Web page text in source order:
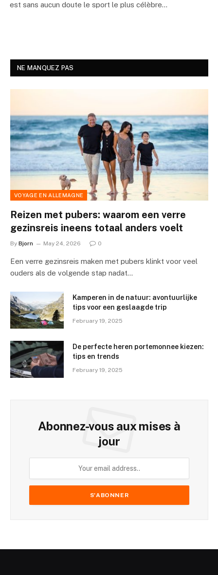
est sans aucun doute le sport le plus célèbre…
NE MANQUEZ PAS
VOYAGE EN ALLEMAGNE
Reizen met pubers: waarom een verre
gezinsreis ineens totaal anders voelt
By Bjorn May 24, 2026 0
Een verre gezinsreis maken met pubers klinkt voor veel
ouders als de volgende stap nadat…
Kamperen in de natuur: avontuurlijke
tips voor een geslaagde trip
February 19, 2025
De perfecte heren portemonnee kiezen:
tips en trends
February 19, 2025
Abonnez-vous aux mises à
jour